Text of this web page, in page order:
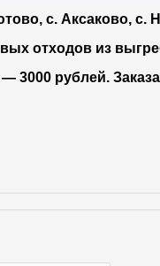
с. Аксаково, с.
отходов из
3000 рублей.